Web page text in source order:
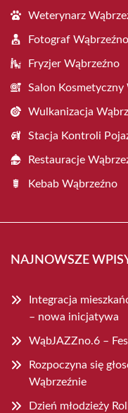
Weterynarz
Fotograf Wąbrzeźno
Fryzjer Wąbrzeźno
Salon Kosmetyczny
Wulkanizacja
Stacja Kontroli
Restauracje
Kebab Wąbrzeźno
NAJNOWSZE
Integracja
– nowa inicjatywa
WąbJAZZno.6 –
Rozpoczyna się
Wąbrzeźnie
Dzień młodzieży